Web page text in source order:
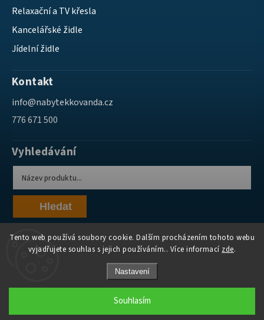
Tento web používá soubory cookie. Dalším procházením tohoto webu
vyjadřujete souhlas s jejich používáním.. Více informací zde.
Nastavení
Souhlasím
Relaxační a TV křesla
Kancelářské židle
Jídelní židle
Kontakt
info@nabytekkovanda.cz
776 671 500
Vyhledávání
Hledat